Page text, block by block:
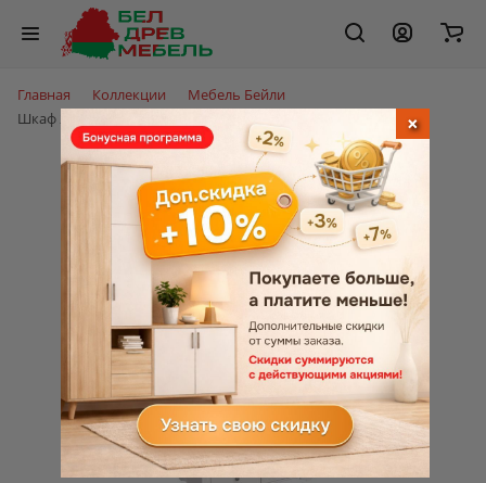
Главная Коллекции
Мебель Бейли
Шкаф 2-х дверный с зеркальными дверями Бейли 87420
×